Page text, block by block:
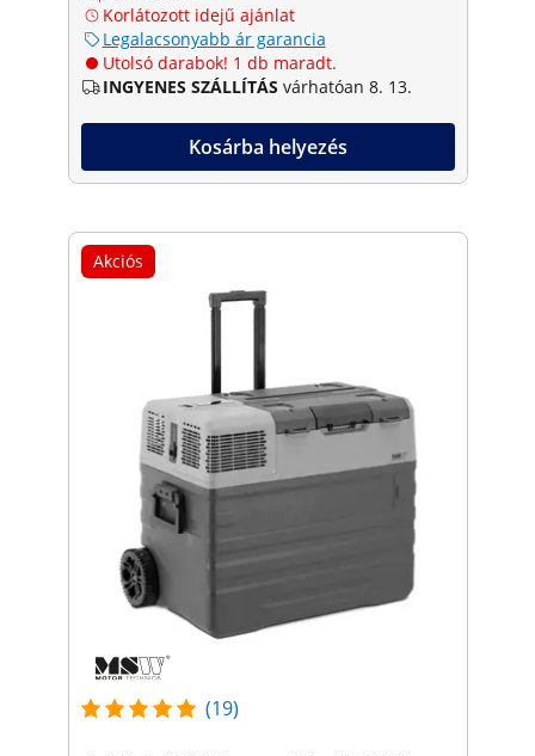
Korlátozott idejű ajánlat
Legalacsonyabb ár garancia
Utolsó darabok! 1 db maradt.
INGYENES SZÁLLÍTÁS várhatóan 8. 13.
Kosárba helyezés
Akciós
(19)